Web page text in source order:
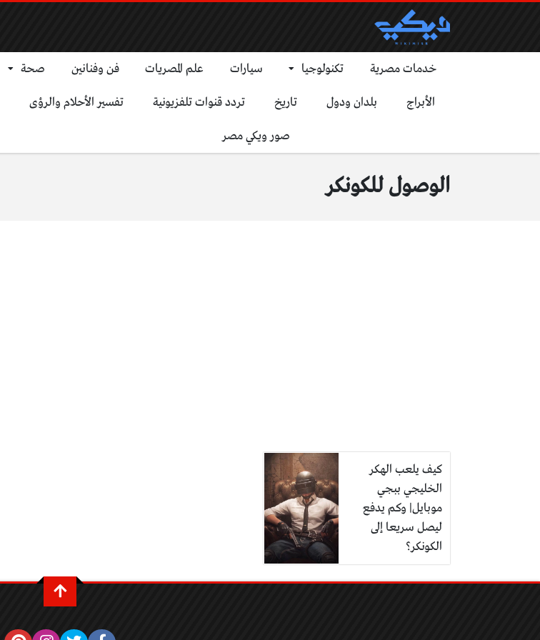
خدمات مصرية تكنولوجيا سيارات علم المصريات فن وفنانين صحة
الأبراج بلدان ودول تاريخ تردد قنوات تلفزيونية تفسير الأحلام والرؤى
صور ويكي مصر
الوصول للكونكر
كيف يلعب الهكر
الخليجي ببجي
موبايل| وكم يدفع
ليصل سريعا إلى
الكونكر؟